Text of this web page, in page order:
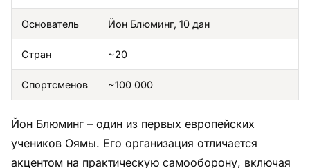
Основатель Йон Блюминг, 10 дан
Стран ~20
Спортсменов ~100 000
Йон Блюминг – один из первых европейских
учеников Оямы. Его организация отличается
акцентом на практическую самооборону, включая